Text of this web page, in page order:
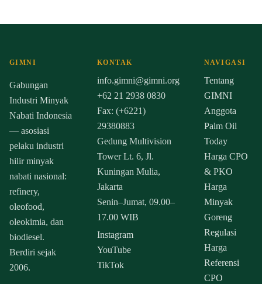
GIMNI
Gabungan
Industri Minyak
Nabati Indonesia
— asosiasi
pelaku industri
hilir minyak
nabati nasional:
refinery,
oleofood,
oleokimia, dan
biodiesel.
Berdiri sejak
2006.
KONTAK
info.gimni@gimni.org
+62 21 2938 0830
Fax: (+6221)
29380883
Gedung Multivision
Tower Lt. 6, Jl.
Kuningan Mulia,
Jakarta
Senin–Jumat, 09.00–
17.00 WIB
Instagram
YouTube
TikTok
NAVIGASI
Tentang
GIMNI
Anggota
Palm Oil
Today
Harga CPO
& PKO
Harga
Minyak
Goreng
Regulasi
Harga
Referensi
CPO